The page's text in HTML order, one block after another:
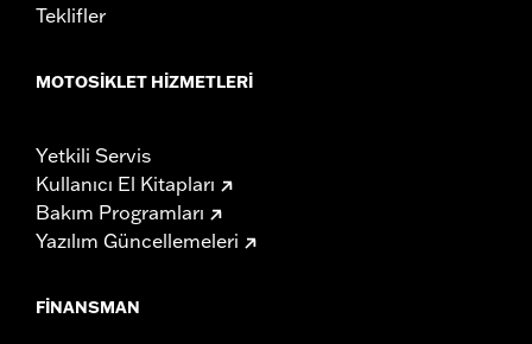
Teklifler
MOTOSIKLET HIZMETLERI
Yetkili Servis
Kullanıcı El Kitapları
Bakım Programları
Yazılım Güncellemeleri
FINANSMAN